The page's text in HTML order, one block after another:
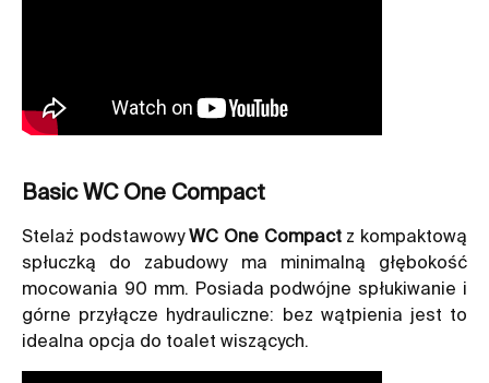
Basic WC One Compact
Stelaż podstawowyWC One Compactz kompaktową
spłuczką do zabudowy ma minimalną głębokość
mocowania 90 mm. Posiada podwójne spłukiwanie i
górne przyłącze hydrauliczne: bez wątpienia jest to
idealna opcja do toalet wiszących.